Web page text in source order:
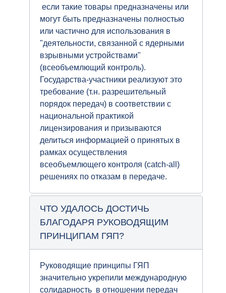
если такие товары предназначены или
могут быть предназначены полностью
или частично для использования в
"деятельности, связанной с ядерными
взрывными устройствами"
(всеобъемлющий контроль).
Государства-участники реализуют это
требование (т.н. разрешительный
порядок передач) в соответствии с
национальной практикой
лицензирования и призываются
делиться информацией о принятых в
рамках осуществления
всеобъемлющего контроля (сatch-all)
решениях по отказам в передаче.
ЧТО УДАЛОСЬ ДОСТИЧЬ
БЛАГОДАРЯ РУКОВОДЯЩИМ
ПРИНЦИПАМ ГЯП?
Руководящие принципы ГЯП
значительно укрепили международную
солидарность в отношении передач